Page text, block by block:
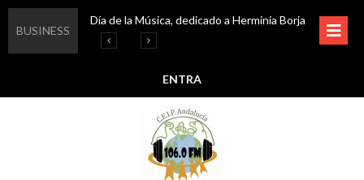
BUSINESS
Día de la Música, dedicado a Herminia Borja
Educar en igualdad, para un futuro sin machismo Esta semana disfruta de oferta cultural en Asociación Solidaridad
Igualando al Sur, el cuidado y la limpieza del entorno
ENTRA